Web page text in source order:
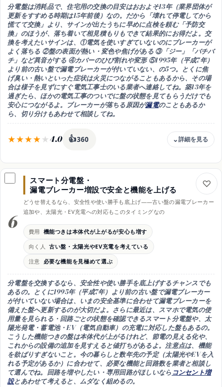
分電盤は消耗品で、住宅用の交換の目安はおおよそ13年（業界団体が
更新をすすめる時期は15年前後）なの。だから「壊れて停電してから
慌てて交換」より、 サインが出たうちに早めに点検を頼む「予防交
換」 のほうが、落ち着いて相見積もりもできて結果的にお得だよ。交
換を考えたいサインは、①電気を使いすぎていないのにブレーカーが
よく落ちる ②盤の表面が熱い・変色や焦げがある ③「ジー」「バチバ
チ」など異音がする ④カバーのひび割れや変形⑤1995年（平成7年）
より前の古い盤で漏電ブレーカーが付いていない、の5つ。とくに焦
げ臭い・熱いといった症状は火災につながることもあるから、その場
合は様子を見ずにすぐ電気工事士のいる業者へ連絡してね。築13年を
過ぎたら、ほかの電気工事のついでに盤の状態を見てもらうだけでも
安心につながるよ。ブレーカーが落ちる原因が漏電のこともあるか
ら、切り分けもあわせて相談してね。
4.0 👍360
費用
緊急対応より落ち着いて相見積もりでき割安に
向く人
築13年以上・落ちる/熱い/異音が気になる家の人
効果
壊れる前に交換し停電や火災のリスクを下げる
時期
目安13年・他の電気工事のついでに点検も◎
焦げ臭い・熱いは様子を見ずすぐ業者へ連絡
6
スマート分電盤・
漏電ブレーカー増設で安全と機能を上げる
どうせ替えるなら、安全性や使い勝手も底上げ——古い盤の漏電ブレーカー
追加や、太陽光・EV充電への対応もこのタイミングなの
費用 機能つきは本体代が上がるが安心も増す
向く人
古い盤・太陽光やEV充電を考えている
注意 必要な機能を見極めて選ぶ
分電盤を交換するなら、安全性や使い勝手を底上げするチャンスでも
あるの。とくに1995年（平成7年）より前の古い盤で漏電ブレーカー
が付いていない場合は、いまの安全基準に合わせて漏電ブレーカーを
備えた盤へ更新するのが大切だよ。さらに最近は、 スマホで電気の使
用量を見られる・回路ごとの状態を確認できるスマート分電盤や、 太
陽光発電・蓄電池・EV（電気自動車）の充電に対応した盤もあるの。
こうした機能つきの盤は本体代が上がるけれど、節電の見える化や、
これからの設備の追加を見すえると値打ちがあるよ。注意点は、 機能
を欲ばりすぎないこと。今の暮らしと数年先の予定（太陽光やEVを入
れる予定があるか）に合わせて、必要な機能と回路数を業者と相談し
て選んでね。回路を増やしたい・専用回路がほしいなら コンセント増
設とあわせて考えると、ムダなく組めるの。